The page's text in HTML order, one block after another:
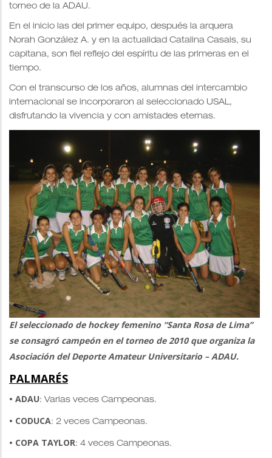
torneo de la ADAU.
En el inicio las del primer equipo, después la arquera
Norah González A. y en la actualidad Catalina Casais, su
capitana, son fiel reflejo del espíritu de las primeras en el
tiempo.
Con el transcurso de los años, alumnas del intercambio
internacional se incorporaron al seleccionado USAL,
disfrutando la vivencia y con amistades eternas.
El seleccionado de hockey femenino “Santa Rosa de Lima”
se consagró campeón en el torneo de 2010 que organiza la
Asociación del Deporte Amateur Universitario – ADAU.
PALMARÉS
• ADAU: Varias veces Campeonas.
• CODUCA: 2 veces Campeonas.
• COPA TAYLOR: 4 veces Campeonas.